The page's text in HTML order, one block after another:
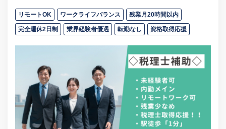
リモートOK ワークライフバランス 残業月20時間以内
完全週休2日制 業界経験者優遇 転勤なし 資格取得応援